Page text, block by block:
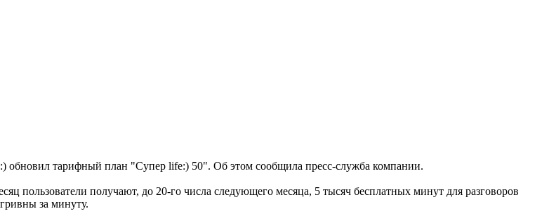
тарифный план "Супер life:) 50". Об этом сообщила пресс-служба компании.
пользователи получают, до 20-го числа следующего месяца, 5 тысяч бесплатных минут для разговоров
за минуту.